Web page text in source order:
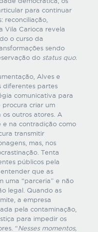
para continuar
reconciliação,
Vila Carioca revela
o curso da
sendo
do status quo.
Alves e
diferentes partes
comunicativa para
procura criar um
outros atores. A
e na contradição como
transmitir
mas, nos
Tenta
públicos pela
que as
uma “parceria” e não
legal. Quando as
a empresa
pela contaminação,
para impedir os
“Nesses momentos,